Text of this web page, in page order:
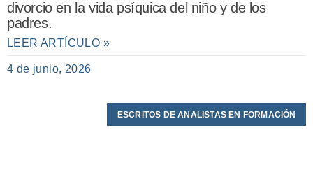
divorcio en la vida psíquica del niño y de los
padres.
LEER ARTÍCULO »
4 de junio, 2026
ESCRITOS DE ANALISTAS EN FORMACIÓN